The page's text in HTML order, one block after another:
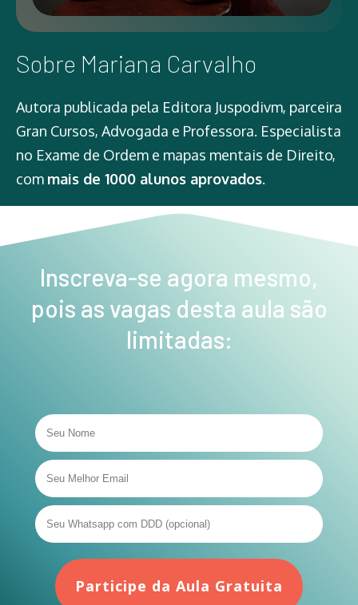
Sobre Mariana Carvalho
Autora publicada pela Editora Juspodivm, parceira
Gran Cursos, Advogada e Professora. Especialista
no Exame de Ordem e mapas mentais de Direito,
com mais de 1000 alunos aprovados.
Inscreva-se agora mesmo,
pois as vagas desta aula são
limitadas:
Participe da Aula Gratuita